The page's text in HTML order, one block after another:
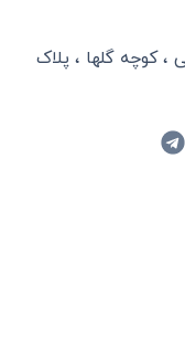
، کوچه گلها ، پلاک